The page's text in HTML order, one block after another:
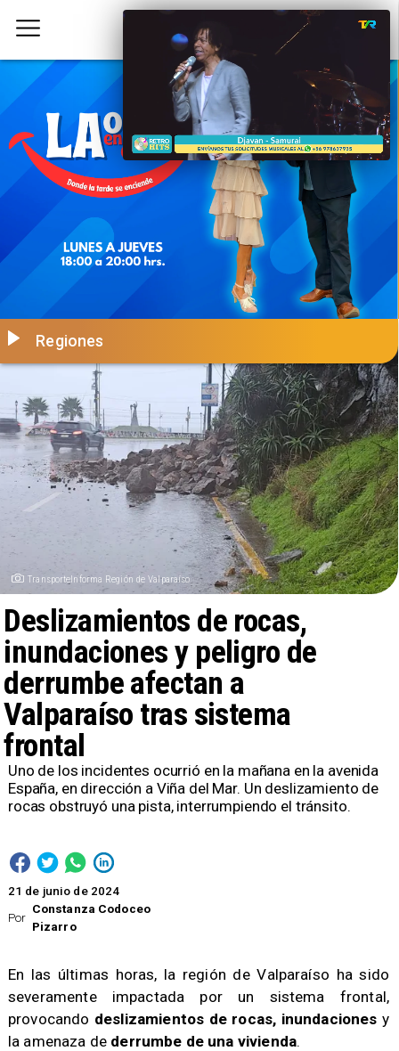
TransporteInforma Región de Valparaíso
Por
Constanza Codoceo
Pizarro
Deslizamientos de rocas,
inundaciones y peligro de
derrumbe afectan a
Valparaíso tras sistema
frontal
Regiones
21 de junio de 2024
​Uno de los incidentes ocurrió en la mañana en la avenida
España, en dirección a Viña del Mar. Un deslizamiento de
rocas obstruyó una pista, interrumpiendo el tránsito.
En las últimas horas, la región de Valparaíso ha sido
severamente impactada por un sistema frontal,
provocando deslizamientos de rocas, inundaciones y
la amenaza de derrumbe de una vivienda.